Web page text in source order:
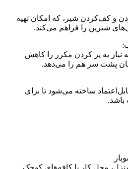
و کف‌کردن شیر، که امکان تهیه
شیرین را فراهم می‌کند.
به پر کردن مکرر را کاهش
پشت سر هم را می‌دهد.
ساخته می‌شود تا برای
باشد.